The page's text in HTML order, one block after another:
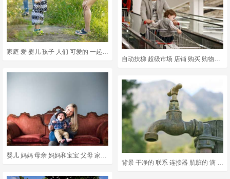
婴儿 妈妈 母亲 妈妈和宝宝 父母 家庭 微笑 爱 男孩
自动扶梯 超级市场 店铺 购买 购物E车 车 篮子里的产品 家庭
背景 干净的 联系 连接器 肮脏的 滴 降低 环境 财产 落下